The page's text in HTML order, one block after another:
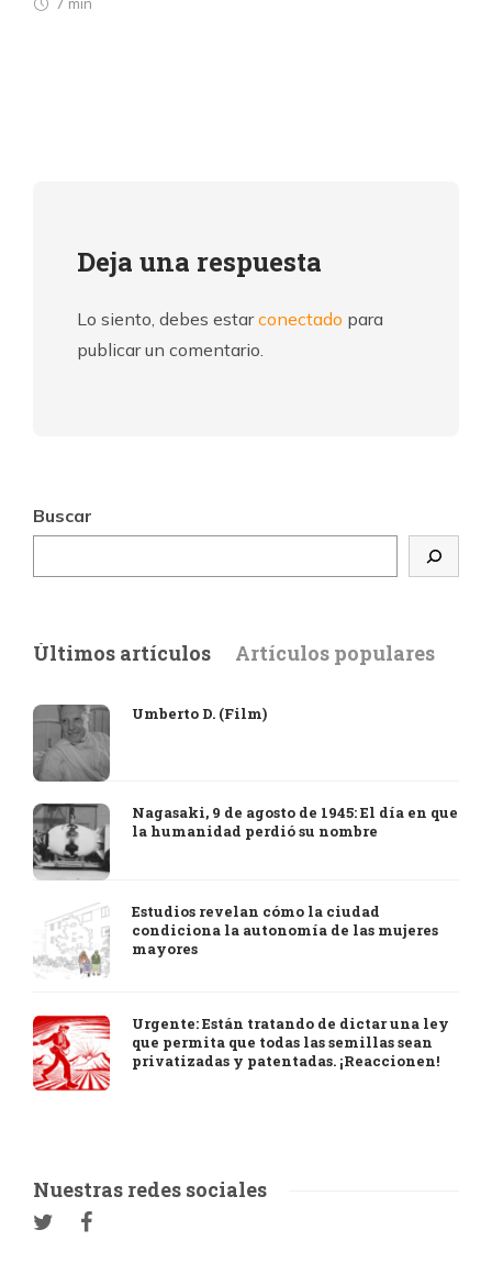
Deja una respuesta
Lo siento, debes estarconectado para
publicar un comentario.
Buscar
Últimos artículos Artículos populares
Umberto D. (Film)
Nagasaki, 9 de agosto de 1945: El día en que
la humanidad perdió su nombre
Estudios revelan cómo la ciudad
condiciona la autonomía de las mujeres
mayores
Urgente: Están tratando de dictar una ley
que permita que todas las semillas sean
privatizadas y patentadas. ¡Reaccionen!
Nuestras redes sociales